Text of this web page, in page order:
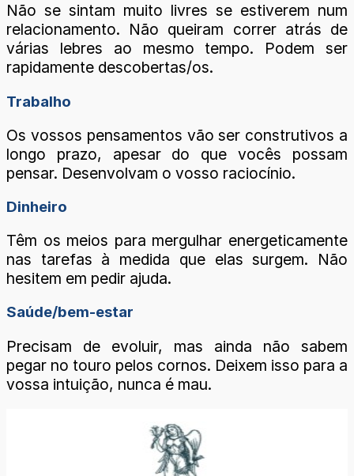
Não se sintam muito livres se estiverem num
relacionamento. Não queiram correr atrás de
várias lebres ao mesmo tempo. Podem ser
rapidamente descobertas/os.
Trabalho
Os vossos pensamentos vão ser construtivos a
longo prazo, apesar do que vocês possam
pensar. Desenvolvam o vosso raciocínio.
Dinheiro
Têm os meios para mergulhar energeticamente
nas tarefas à medida que elas surgem. Não
hesitem em pedir ajuda.
Saúde/bem-estar
Precisam de evoluir, mas ainda não sabem
pegar no touro pelos cornos. Deixem isso para a
vossa intuição, nunca é mau.